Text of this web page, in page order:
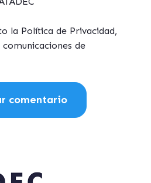
la Política de Privacidad,
de